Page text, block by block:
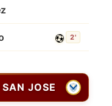
2'
SAN JOSE